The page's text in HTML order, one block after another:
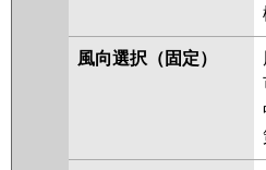
RPK-
RPK-
RPK-
風向選択（固定）